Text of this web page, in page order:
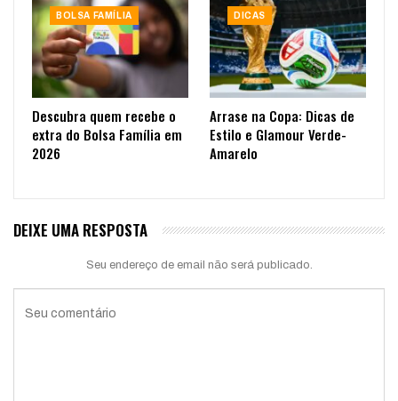
BOLSA FAMÍLIA
Descubra quem recebe o
extra do Bolsa Família em
2026
DICAS
Arrase na Copa: Dicas de
Estilo e Glamour Verde-
Amarelo
DEIXE UMA RESPOSTA
Seu endereço de email não será publicado.